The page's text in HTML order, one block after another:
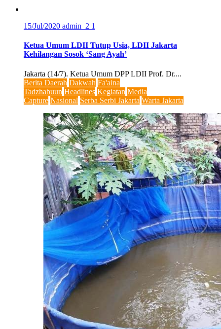
15/Jul/2020 admin_2 1
Ketua Umum LDII Tutup Usia, LDII Jakarta
Kehilangan Sosok ‘Sang Ayah’
Jakarta (14/7). Ketua Umum DPP LDII Prof. Dr....
Berita Daerah Dakwah Fa'aina
Tadzhabuun Headlines Kegiatan Media
Capture Nasional Serba Serbi Jakarta Warta Jakarta